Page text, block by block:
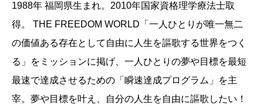
1988年 福岡県生まれ。2010年国家資格理学療法士取
得。 THE FREEDOM WORLD「一人ひとりが唯一無二
の価値ある存在として自由に人生を謳歌する世界をつく
る」をミッションに掲げ、一人ひとりの夢や目標を最短
最速で達成させるための「瞬速達成プログラム」を主
宰。夢や目標を叶え、自分の人生を自由に謳歌したい！